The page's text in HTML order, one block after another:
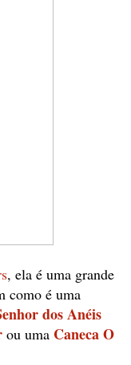
, ela é uma grande
como é uma
dos Anéis
ou uma Caneca O